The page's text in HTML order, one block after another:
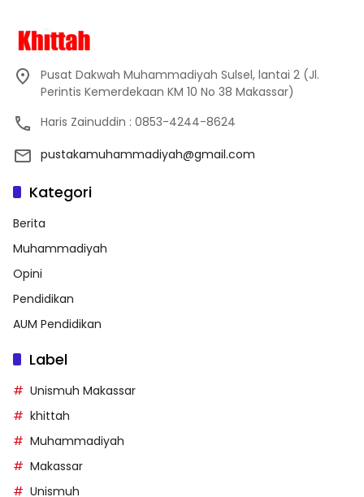
Pusat Dakwah Muhammadiyah Sulsel, lantai 2 (Jl.
Perintis Kemerdekaan KM 10 No 38 Makassar)
Haris Zainuddin : 0853-4244-8624
pustakamuhammadiyah@gmail.com
Kategori
Berita
Muhammadiyah
Opini
Pendidikan
AUM Pendidikan
Label
Unismuh Makassar
khittah
Muhammadiyah
Makassar
Unismuh